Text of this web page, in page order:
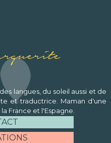
langues, du soleil aussi et de
et traductrice. Maman d'une
France et l'Espagne.